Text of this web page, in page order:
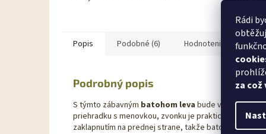
Rádi
za což
Popis Podobné (6) Hodnotenie
Podrobný popis
S týmto zábavným batohom leva bude vaše dieťa
priehradku s menovkou, zvonku je praktická predná
zaklapnutím na prednej strane, takže batoh neklzne z